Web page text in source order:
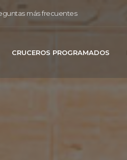
más frecuentes
CRUCEROS PROGRAMADOS